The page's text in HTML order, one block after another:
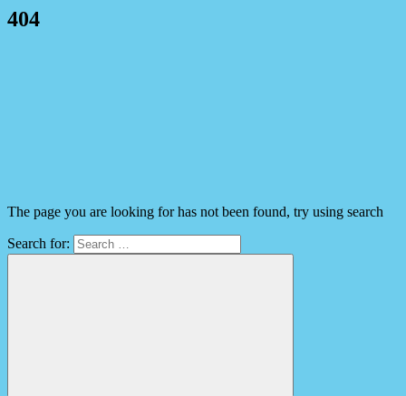
404
The page you are looking for has not been found, try using search
Search for: